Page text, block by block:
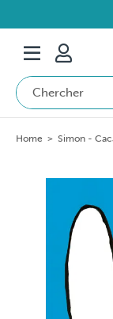
Home > Simon -